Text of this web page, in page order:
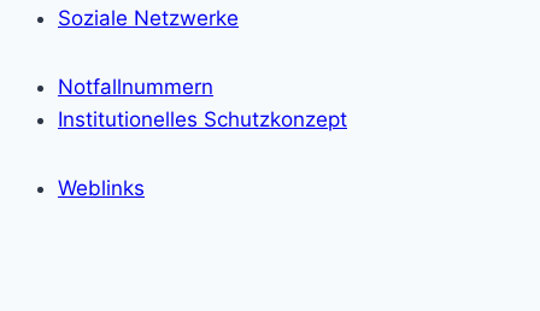
Soziale Netzwerke
Notfallnummern
Institutionelles Schutzkonzept
Weblinks